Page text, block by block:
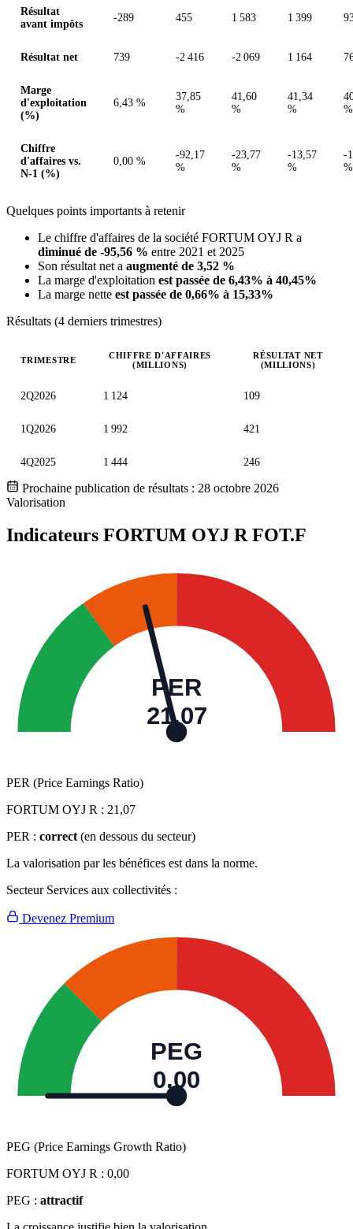
Résultat
avant impôts
-289 455 1 583 1 399
Résultat net 739 -2 416 -2 069 1 164
Marge
d'exploitation
(%)
6,43 %
37,85
%
41,60
%
41,34
%
%
Chiffre
d'affaires vs.
N-1 (%)
0,00 %
-92,17
%
-23,77
%
-13,57
%
-
%
Quelques points importants à retenir
Le chiffre d'affaires de la société FORTUM OYJ R a
diminué de -95,56 % entre 2021 et 2025
Son résultat net a augmenté de 3,52 %
La marge d'exploitation est passée de 6,43% à 40,45%
La marge nette est passée de 0,66% à 15,33%
Résultats (4 derniers trimestres)
TRIMESTRE
CHIFFRE D'AFFAIRES
(MILLIONS)
RÉSULTAT NET
(MILLIONS)
2Q2026 1 124 109
1Q2026 1 992 421
4Q2025 1 444 246
Prochaine publication de résultats : 28 octobre 2026
Valorisation
Indicateurs FORTUM OYJ RFOT.F
PER
21,07
PER (Price Earnings Ratio)
FORTUM OYJ R : 21,07
PER : correct (en dessous du secteur)
La valorisation par les bénéfices est dans la norme.
Secteur Services aux collectivités :
Devenez Premium
PEG
0,00
PEG (Price Earnings Growth Ratio)
FORTUM OYJ R : 0,00
PEG : attractif